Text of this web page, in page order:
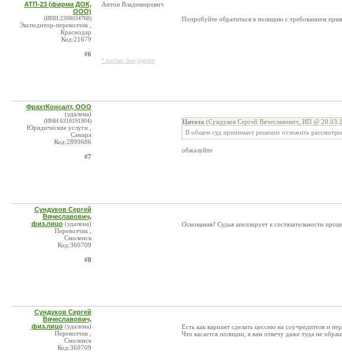
АТП-23 (фирма ДОК,
ООО)
(ИНН:2308034768)
Экспедитор-перевозчик ,
Краснодар
Код:21679
#6
Антон Владимирович
* контакт был удален
Попробуйте обратиться в полицию с требованием
ФрахтКонсалт, ООО
(удалена)
(ИНН:6318191904)
Юридические услуги ,
Самара
Код:2899686
#7
Цитата (Сундуков Сергей Вячеславович, ИП @
В общем суд принимает решение отложить
обжалуйте
Сундуков Сергей
Вячеславович,
физ.лицо (удалена)
Перевозчик ,
Смоленск
Код:360709
#8
Основания? Судья апеллирует к состязательности
Сундуков Сергей
Вячеславович,
физ.лицо (удалена)
Перевозчик ,
Смоленск
Код:360709
Есть как вариант сделать цессию на соучредителя и
Что касается полиции, я вам отвечу даже туда не